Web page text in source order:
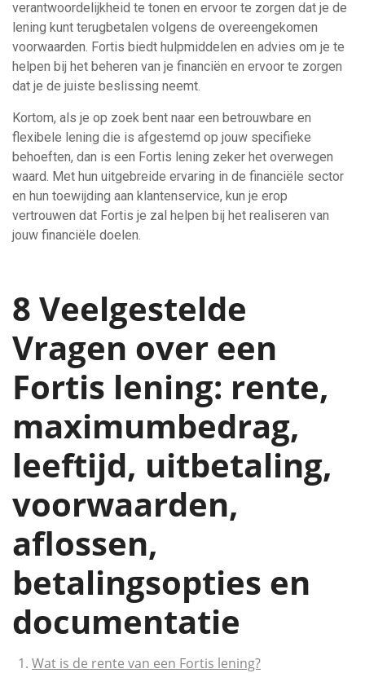
verantwoordelijkheid te tonen en ervoor te zorgen dat je de
lening kunt terugbetalen volgens de overeengekomen
voorwaarden. Fortis biedt hulpmiddelen en advies om je te
helpen bij het beheren van je financiën en ervoor te zorgen
dat je de juiste beslissing neemt.
Kortom, als je op zoek bent naar een betrouwbare en
flexibele lening die is afgestemd op jouw specifieke
behoeften, dan is een Fortis lening zeker het overwegen
waard. Met hun uitgebreide ervaring in de financiële sector
en hun toewijding aan klantenservice, kun je erop
vertrouwen dat Fortis je zal helpen bij het realiseren van
jouw financiële doelen.
8 Veelgestelde
Vragen over een
Fortis lening: rente,
maximumbedrag,
leeftijd, uitbetaling,
voorwaarden,
aflossen,
betalingsopties en
documentatie
Wat is de rente van een Fortis lening?